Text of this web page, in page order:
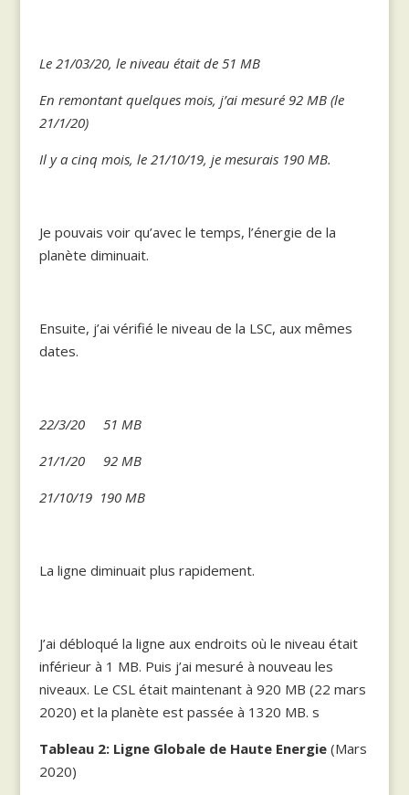
Le 21/03/20, le niveau était de 51 MB
En remontant quelques mois, j’ai mesuré 92 MB (le
21/1/20)
Il y a cinq mois, le 21/10/19, je mesurais 190 MB.
Je pouvais voir qu’avec le temps, l’énergie de la
planète diminuait.
Ensuite, j’ai vérifié le niveau de la LSC, aux mêmes
dates.
22/3/20 51 MB
21/1/20 92 MB
21/10/19 190 MB
La ligne diminuait plus rapidement.
J’ai débloqué la ligne aux endroits où le niveau était
inférieur à 1 MB. Puis j’ai mesuré à nouveau les
niveaux. Le CSL était maintenant à 920 MB (22 mars
2020) et la planète est passée à 1320 MB. s
Tableau 2: Ligne Globale de Haute Energie (Mars
2020)